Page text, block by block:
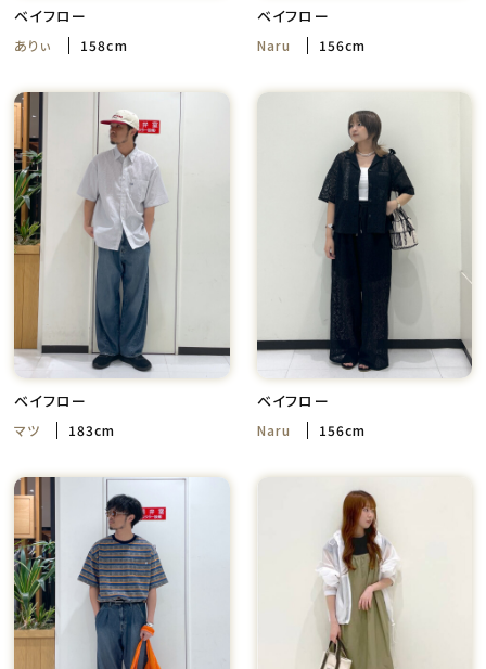
ベイフロー
ありぃ 158cm
ベイフロー
Naru 156cm
ベイフロー
マツ 183cm
ベイフロー
Naru 156cm